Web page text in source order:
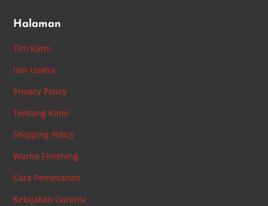
Halaman
Tim Kami
Izin Usaha
Privacy Policy
Tentang Kami
Shipping Policy
Warna Finishing
Cara Pemesanan
Kebijakan Garansi